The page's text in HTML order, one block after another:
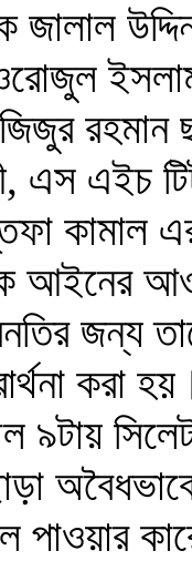
জালাল
রহমান
এস এইচ
কামাল
জন্য
করা
পাওয়ার